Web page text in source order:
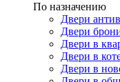
По назначению
Двери
Двери
Двери в
Двери в
Двери в